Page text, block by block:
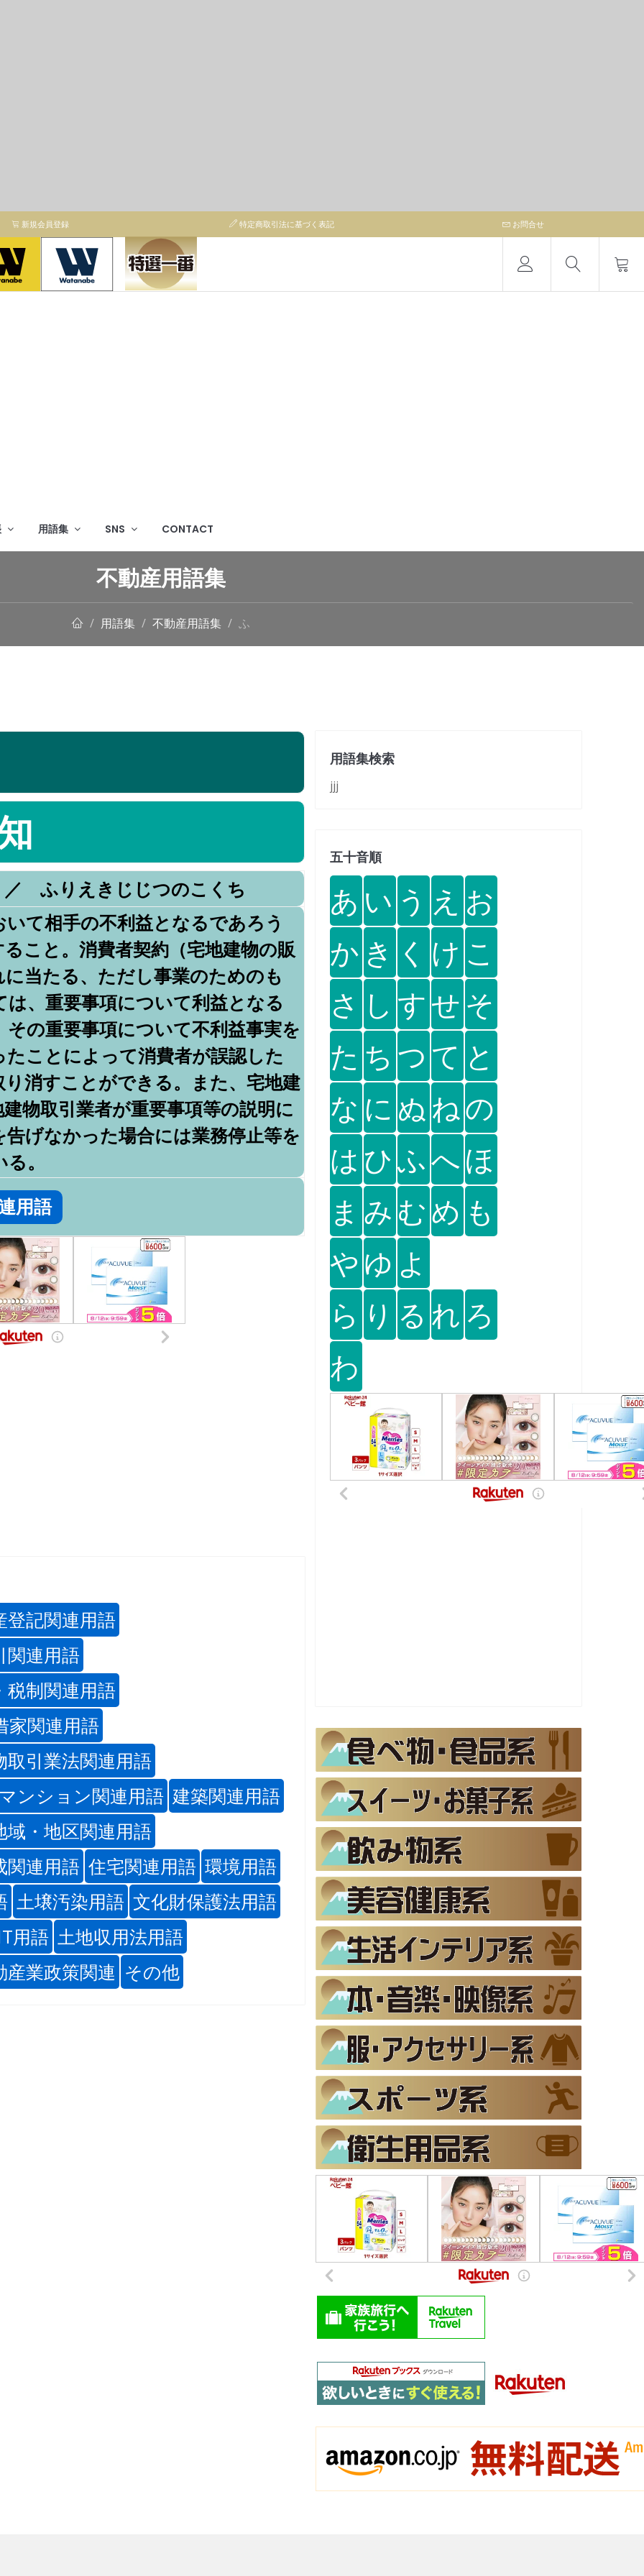
新規会員登録 特定商取引法に基づく表記 お問合せ
用語集 SNS CONTACT
不動産用語集
用語集 不動産用語集 ふ
ふりえきじじつのこくち
て相手の不利益となるであろう
こと。消費者契約（宅地建物の販
当たる、ただし事業のためのも
、重要事項について利益となる
の重要事項について不利益事実を
ことによって消費者が誤認した
消すことができる。また、宅地建
物取引業者が重要事項等の説明に
げなかった場合には業務停止等を
。
用語
登記関連用語
関連用語
税制関連用語
家関連用語
取引業法関連用語
ンション関連用語 建築関連用語
域・地区関連用語
関連用語 住宅関連用語 環境用語
土壌汚染用語 文化財保護法用語
用語 土地収用法用語
産業政策関連 その他
用語集検索
jjj
五十音順
あ い う え お
か き く け こ
さ し すせ そ
た ち つ て と
な に ぬ ねの
は ひふへほ
ま み むめ も
や ゆ よ
ら り る れ ろ
わ